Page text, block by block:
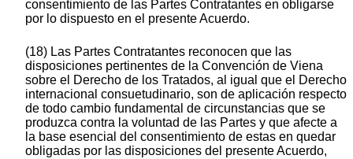
consentimiento de las Partes Contratantes en obligarse
por lo dispuesto en el presente Acuerdo.
(18) Las Partes Contratantes reconocen que las
disposiciones pertinentes de la Convención de Viena
sobre el Derecho de los Tratados, al igual que el Derecho
internacional consuetudinario, son de aplicación respecto
de todo cambio fundamental de circunstancias que se
produzca contra la voluntad de las Partes y que afecte a
la base esencial del consentimiento de estas en quedar
obligadas por las disposiciones del presente Acuerdo,